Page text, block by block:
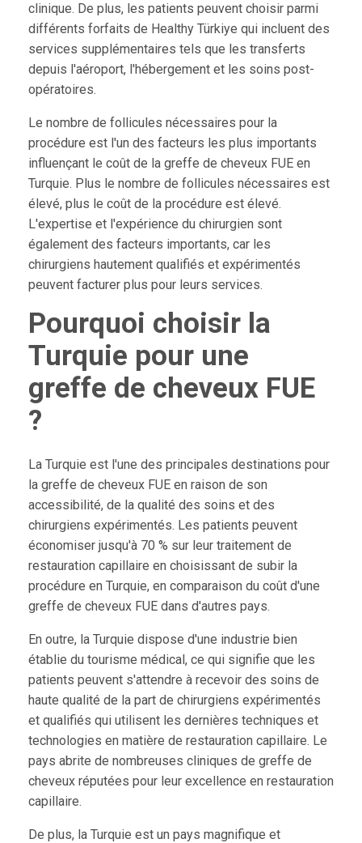
clinique. De plus, les patients peuvent choisir parmi
différents forfaits de Healthy Türkiye qui incluent des
services supplémentaires tels que les transferts
depuis l'aéroport, l'hébergement et les soins post-
opératoires.
Le nombre de follicules nécessaires pour la
procédure est l'un des facteurs les plus importants
influençant le coût de la greffe de cheveux FUE en
Turquie. Plus le nombre de follicules nécessaires est
élevé, plus le coût de la procédure est élevé.
L'expertise et l'expérience du chirurgien sont
également des facteurs importants, car les
chirurgiens hautement qualifiés et expérimentés
peuvent facturer plus pour leurs services.
Pourquoi choisir la
Turquie pour une
greffe de cheveux FUE
?
La Turquie est l'une des principales destinations pour
la greffe de cheveux FUE en raison de son
accessibilité, de la qualité des soins et des
chirurgiens expérimentés. Les patients peuvent
économiser jusqu'à 70 % sur leur traitement de
restauration capillaire en choisissant de subir la
procédure en Turquie, en comparaison du coût d'une
greffe de cheveux FUE dans d'autres pays.
En outre, la Turquie dispose d'une industrie bien
établie du tourisme médical, ce qui signifie que les
patients peuvent s'attendre à recevoir des soins de
haute qualité de la part de chirurgiens expérimentés
et qualifiés qui utilisent les dernières techniques et
technologies en matière de restauration capillaire. Le
pays abrite de nombreuses cliniques de greffe de
cheveux réputées pour leur excellence en restauration
capillaire.
De plus, la Turquie est un pays magnifique et